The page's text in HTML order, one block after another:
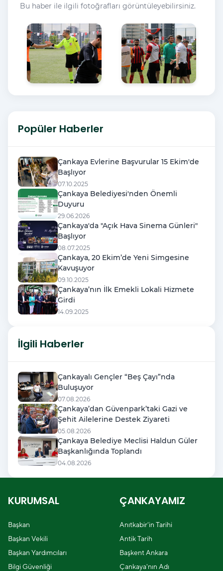
Bu haber ile ilgili fotoğrafları görüntüleyebilirsiniz.
Popüler Haberler
Çankaya Evlerine Başvurular 15 Ekim'de
Başlıyor
07.10.2025
Çankaya Belediyesi'nden Önemli
Duyuru
29.06.2026
Çankaya'da "Açık Hava Sinema Günleri"
Başlıyor
08.07.2025
Çankaya, 20 Ekim’de Yeni Simgesine
Kavuşuyor
09.10.2025
Çankaya’nın İlk Emekli Lokali Hizmete
Girdi
14.09.2025
İlgili Haberler
Çankayalı Gençler “Beş Çayı”nda
Buluşuyor
07.08.2026
Çankaya’dan Güvenpark’taki Gazi ve
Şehit Ailelerine Destek Ziyareti
05.08.2026
Çankaya Belediye Meclisi Haldun Güler
Başkanlığında Toplandı
04.08.2026
KURUMSAL
Başkan
Başkan Vekili
Başkan Yardımcıları
Bilgi Güvenliği
ÇANKAYAMIZ
Anıtkabir'in Tarihi
Antik Tarih
Başkent Ankara
Çankaya'nın Adı